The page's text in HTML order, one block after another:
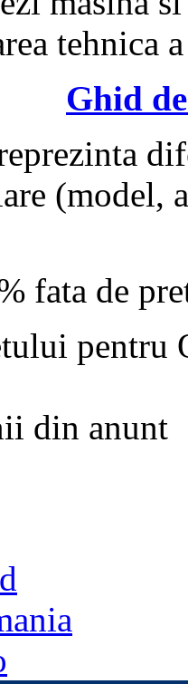
tehnica
Ghid
(model,
fata de
pentru
din anunt